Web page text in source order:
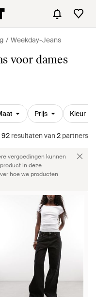
Weekday-Jeans
voor dames
Prijs Kleur
92 resultatenvan2 partners
vergoedingen kunnen
in deze
hoe we producten